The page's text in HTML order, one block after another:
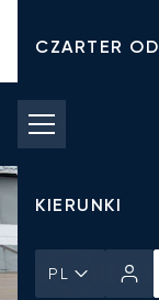
CZARTER
KOSZTY
PRYWATNE
KIERUNKI
PL